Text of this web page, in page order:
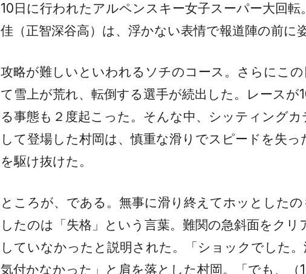
10日に行われたアルペンスキー女子スーパー大回
佳（正智深谷高）は、浮かない表情で報道陣の前に
攻略が難しいといわれるソチのコース。さらにこ
て雪上が荒れ、転倒する選手が続出した。レースが
る事態も２度起こった。そんな中、シッティングカ
して登場した村岡は、慎重な滑りでスピードを失
を駆け抜けた。
ところが、である。無事に滑り終えてホッとした
したのは「失格」という言葉。難関の急斜面をクリ
していなかったと説明された。「ショックでした。
気付かなかった」と肩を落とした村岡。「でも、（